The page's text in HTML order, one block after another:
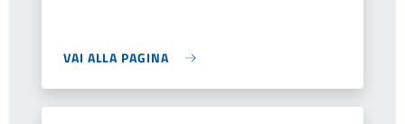
VAI ALLA PAGINA